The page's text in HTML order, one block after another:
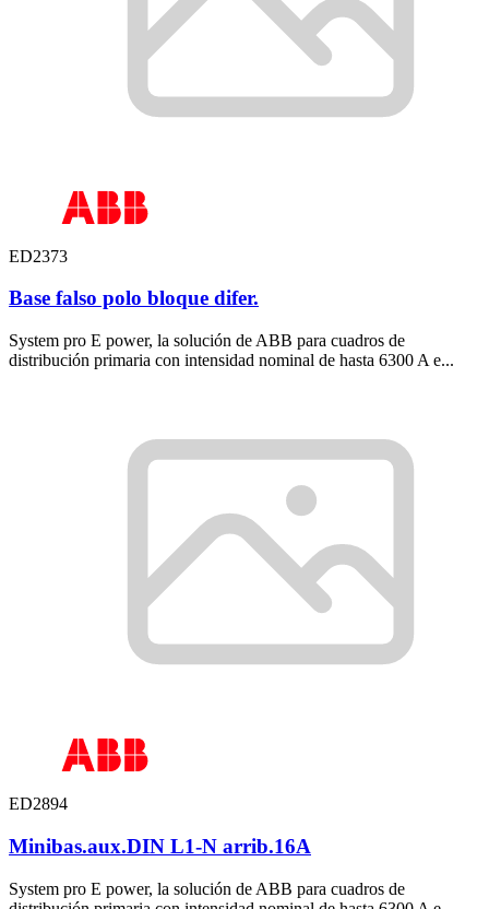
ED2373
Base falso polo bloque difer.
System pro E power, la solución de ABB para cuadros de
distribución primaria con intensidad nominal de hasta 6300 A e...
ED2894
Minibas.aux.DIN L1-N arrib.16A
System pro E power, la solución de ABB para cuadros de